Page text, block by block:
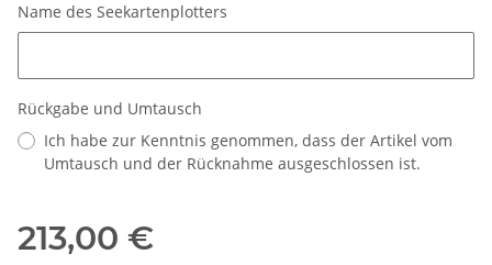
Name des Seekartenplotters
Rückgabe und Umtausch
Ich habe zur Kenntnis genommen, dass der Artikel vom
Umtausch und der Rücknahme ausgeschlossen ist.
213,00 €